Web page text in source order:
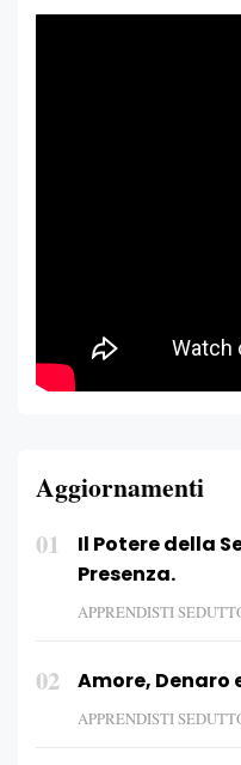
Aggiornamenti
01
Il Potere della
Presenza.
APPRENDISTI
02 Amore, Denaro
APPRENDISTI